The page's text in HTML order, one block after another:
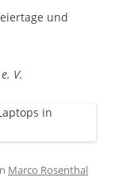
und
V.
Marco Rosenthal